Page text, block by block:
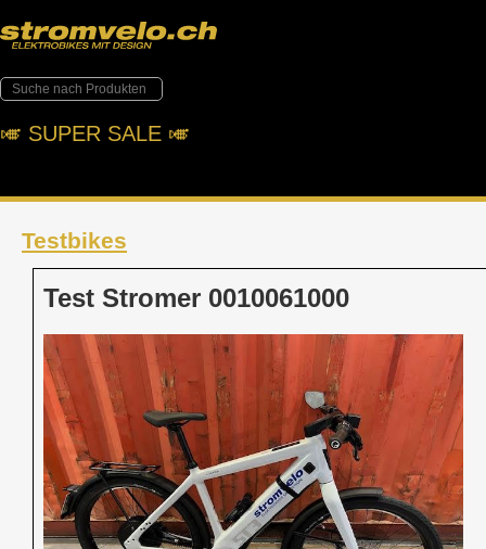
🎺︎ SUPER SALE 🎺︎
Testbikes
Test Stromer 0010061000